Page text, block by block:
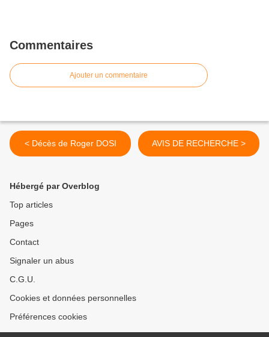
Commentaires
Ajouter un commentaire
< Décès de Roger DOSI AVIS DE RECHERCHE >
Hébergé par Overblog
Top articles
Pages
Contact
Signaler un abus
C.G.U.
Cookies et données personnelles
Préférences cookies